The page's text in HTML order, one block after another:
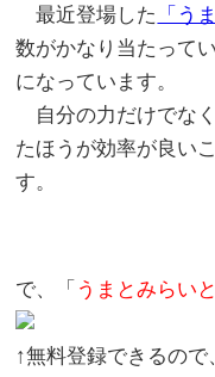
最近登場した 「う
数がかなり当たって
になっています。
自分の力だけでな
たほうが効率が良い
す。
で、「 うまとみらい
↑無料登録できるの